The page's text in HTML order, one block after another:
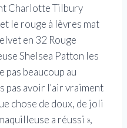
Charlotte Tilbury
le rouge à lèvres mat
en 32 Rouge
Shelsea Patton les
pas beaucoup au
pas avoir l'air vraiment
chose de doux, de joli
a réussi »,